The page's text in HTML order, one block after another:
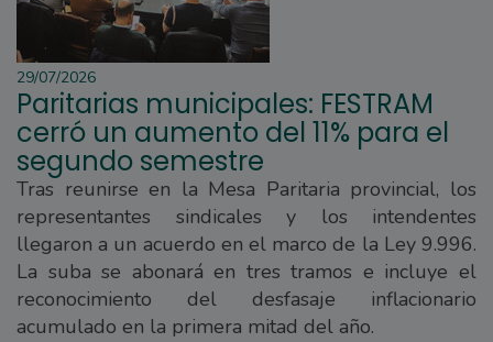
29/07/2026
Paritarias municipales: FESTRAM
cerró un aumento del 11% para el
segundo semestre
Tras reunirse en la Mesa Paritaria provincial, los
representantes sindicales y los intendentes
llegaron a un acuerdo en el marco de la Ley 9.996.
La suba se abonará en tres tramos e incluye el
reconocimiento del desfasaje inflacionario
acumulado en la primera mitad del año.